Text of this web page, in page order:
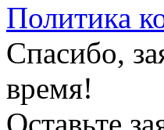
Политика
Спасибо,
время!